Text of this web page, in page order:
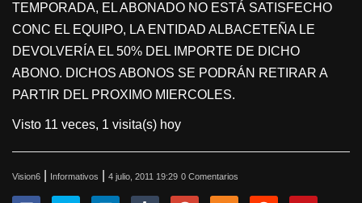
TEMPORADA, EL ABONADO NO ESTÁ SATISFECHO
CONC EL EQUIPO, LA ENTIDAD ALBACETEÑA LE
DEVOLVERÍA EL 50% DEL IMPORTE DE DICHO
ABONO. DICHOS ABONOS SE PODRÁN RETIRAR A
PARTIR DEL PROXIMO MIERCOLES.
Visto 11 veces, 1 visita(s) hoy
Vision6 Informativos 4 julio, 2011 19:29 0 Comentarios